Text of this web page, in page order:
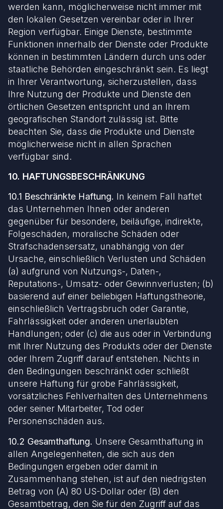
werden kann, möglicherweise nicht immer mit
den lokalen Gesetzen vereinbar oder in Ihrer
Region verfügbar. Einige Dienste, bestimmte
Funktionen innerhalb der Dienste oder Produkte
können in bestimmten Ländern durch uns oder
staatliche Behörden eingeschränkt sein. Es liegt
in Ihrer Verantwortung, sicherzustellen, dass
Ihre Nutzung der Produkte und Dienste den
örtlichen Gesetzen entspricht und an Ihrem
geografischen Standort zulässig ist. Bitte
beachten Sie, dass die Produkte und Dienste
möglicherweise nicht in allen Sprachen
verfügbar sind.
10. HAFTUNGSBESCHRÄNKUNG
10.1 Beschränkte Haftung. In keinem Fall haftet
das Unternehmen Ihnen oder anderen
gegenüber für besondere, beiläufige, indirekte,
Folgeschäden, moralische Schäden oder
Strafschadensersatz, unabhängig von der
Ursache, einschließlich Verlusten und Schäden
(a) aufgrund von Nutzungs-, Daten-,
Reputations-, Umsatz- oder Gewinnverlusten; (b)
basierend auf einer beliebigen Haftungstheorie,
einschließlich Vertragsbruch oder Garantie,
Fahrlässigkeit oder anderen unerlaubten
Handlungen; oder (c) die aus oder in Verbindung
mit Ihrer Nutzung des Produkts oder der Dienste
oder Ihrem Zugriff darauf entstehen. Nichts in
den Bedingungen beschränkt oder schließt
unsere Haftung für grobe Fahrlässigkeit,
vorsätzliches Fehlverhalten des Unternehmens
oder seiner Mitarbeiter, Tod oder
Personenschäden aus.
10.2 Gesamthaftung. Unsere Gesamthaftung in
allen Angelegenheiten, die sich aus den
Bedingungen ergeben oder damit in
Zusammenhang stehen, ist auf den niedrigsten
Betrag von (A) 80 US-Dollar oder (B) den
Gesamtbetrag, den Sie für den Zugriff auf das